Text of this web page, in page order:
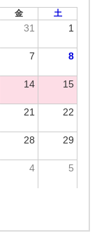
金 土
31 1
7 8
14 15
21 22
28 29
4 5